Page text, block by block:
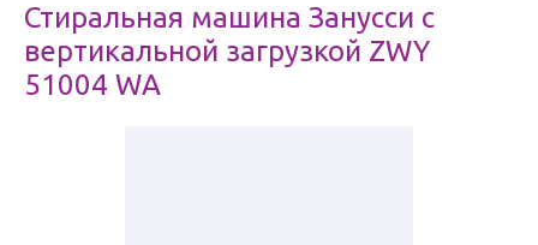
Стиральная машина Занусси с
вертикальной загрузкой ZWY
51004 WA